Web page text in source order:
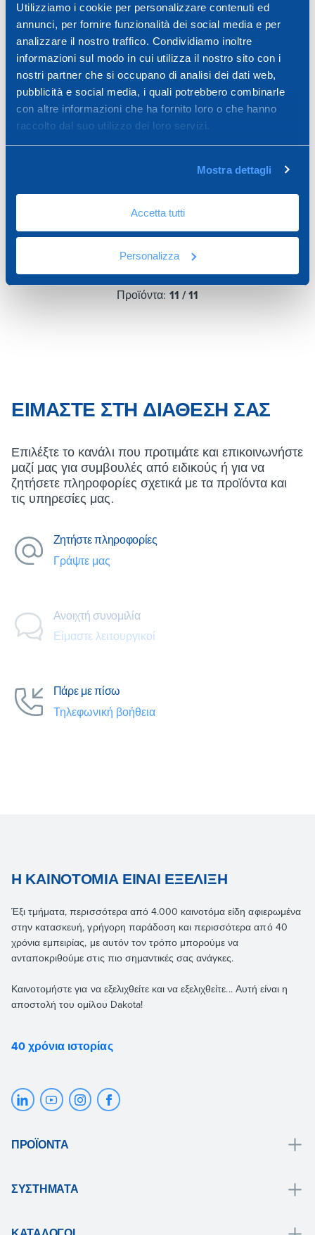
Utilizziamo i cookie per personalizzare contenuti ed
annunci, per fornire funzionalità dei social media e per
analizzare il nostro traffico. Condividiamo inoltre
informazioni sul modo in cui utilizza il nostro sito con i
nostri partner che si occupano di analisi dei dati web,
pubblicità e social media, i quali potrebbero combinarle
con altre informazioni che ha fornito loro o che hanno
raccolto dal suo utilizzo dei loro servizi.
Mostra dettagli
Accetta tutti
Personalizza
Lent 25 Kg
Putty - 5 kg
Προϊόντα: 11 /11
ΕΊΜΑΣΤΕ ΣΤΗ ΔΙΆΘΕΣΉ ΣΑΣ
Επιλέξτε το κανάλι που προτιμάτε και επικοινωνήστε
μαζί μας για συμβουλές από ειδικούς ή για να
ζητήσετε πληροφορίες σχετικά με τα προϊόντα και
τις υπηρεσίες μας.
Ζητήστε πληροφορίες
Γράψτε μας
Ανοιχτή συνομιλία
Είμαστε λειτουργικοί
Πάρε με πίσω
Τηλεφωνική βοήθεια
Η ΚΑΙΝΟΤΟΜΊΑ ΕΊΝΑΙ ΕΞΈΛΙΞΗ
Έξι τμήματα, περισσότερα από 4.000 καινοτόμα είδη αφιερωμένα
στην κατασκευή, γρήγορη παράδοση και περισσότερα από 40
χρόνια εμπειρίας, με αυτόν τον τρόπο μπορούμε να
ανταποκριθούμε στις πιο σημαντικές σας ανάγκες.
Καινοτομήστε για να εξελιχθείτε και να εξελιχθείτε... Αυτή είναι η
αποστολή του ομίλου Dakota!
40 χρόνια ιστορίας
ΠΡΟΪΌΝΤΑ
ΣΥΣΤΉΜΑΤΑ